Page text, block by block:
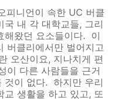
피니언이 속한 UC 버클
내 각 대학교들, 그리
해왔던 요소들이다. 이
버클리에서만 벌어지고
오산이요, 지나치게 편
이 다른 사람들을 근거
것이 없다. 하지만 우리
생활을 하고 있고, 또